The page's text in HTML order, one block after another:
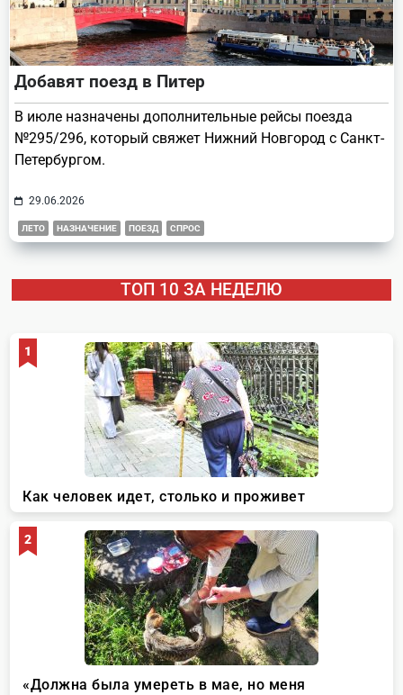
Добавят поезд в Питер
В июле назначены дополнительные рейсы поезда
№295/296, который свяжет Нижний Новгород с Санкт-
Петербургом.
29.06.2026
ЛЕТО НАЗНАЧЕНИЕ ПОЕЗД СПРОС
ТОП 10 ЗА НЕДЕЛЮ